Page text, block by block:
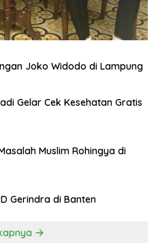
Joko Widodo di Lampung
Gelar Cek Kesehatan Gratis
Muslim Rohingya di
Gerindra di Banten